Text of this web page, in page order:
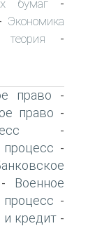
бумаг -
Экономика
теория -
право -
право -
-
-
Военное
-
кредит-